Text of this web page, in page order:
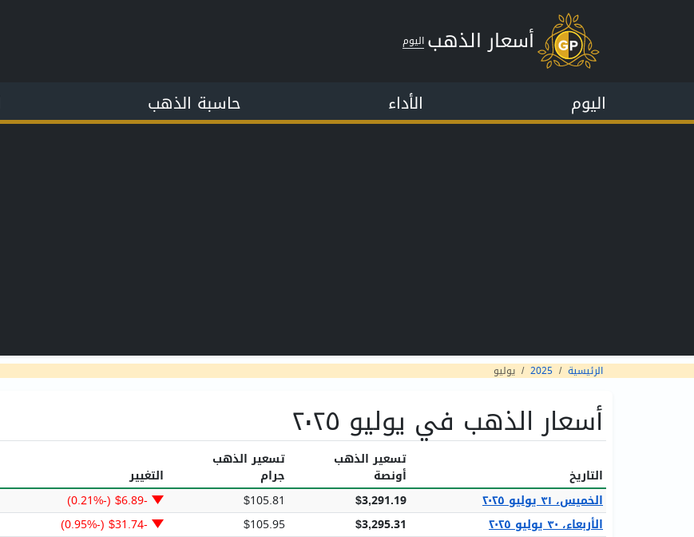
أسعار الذهب اليوم
اليوم الأداء حاسبة الذهب
الرئيسية 2025 يوليو
أسعار الذهب في يوليو ٢٠٢٥
التاريخ
تسعير الذهب
أونصة
تسعير الذهب
جرام التغيير
الخميس، ٣١ يوليو ٢٠٢٥
$3,291.19
$105.81
-$6.89 (-0.21%)
الأربعاء، ٣٠ يوليو ٢٠٢٥
$3,295.31
$105.95
-$31.74 (-0.95%)